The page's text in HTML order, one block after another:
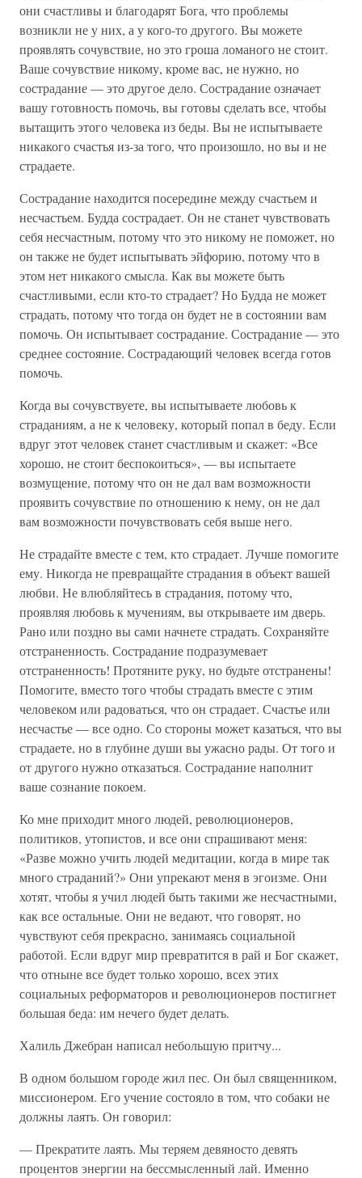
они счастливы и благодарят Бога, что проблемы
возникли не у них, а у кого-то другого. Вы можете
проявлять сочувствие, но это гроша ломаного не стоит.
Ваше сочувствие никому, кроме вас, не нужно, но
сострадание — это другое дело. Сострадание означает
вашу готовность помочь, вы готовы сделать все, чтобы
вытащить этого человека из беды. Вы не испытываете
никакого счастья из-за того, что произошло, но вы и не
страдаете.
Сострадание находится посередине между счастьем и
несчастьем. Будда сострадает. Он не станет чувствовать
себя несчастным, потому что это никому не поможет, но
он также не будет испытывать эйфорию, потому что в
этом нет никакого смысла. Как вы можете быть
счастливыми, если кто-то страдает? Но Будда не может
страдать, потому что тогда он будет не в состоянии вам
помочь. Он испытывает сострадание. Сострадание — это
среднее состояние. Сострадающий человек всегда готов
помочь.
Когда вы сочувствуете, вы испытываете любовь к
страданиям, а не к человеку, который попал в беду. Если
вдруг этот человек станет счастливым и скажет: «Все
хорошо, не стоит беспокоиться», — вы испытаете
возмущение, потому что он не дал вам возможности
проявить сочувствие по отношению к нему, он не дал
вам возможности почувствовать себя выше него.
Не страдайте вместе с тем, кто страдает. Лучше помогите
ему. Никогда не превращайте страдания в объект вашей
любви. Не влюбляйтесь в страдания, потому что,
проявляя любовь к мучениям, вы открываете им дверь.
Рано или поздно вы сами начнете страдать. Сохраняйте
отстраненность. Сострадание подразумевает
отстраненность! Протяните руку, но будьте отстранены!
Помогите, вместо того чтобы страдать вместе с этим
человеком или радоваться, что он страдает. Счастье или
несчастье — все одно. Со стороны может казаться, что вы
страдаете, но в глубине души вы ужасно рады. От того и
от другого нужно отказаться. Сострадание наполнит
ваше сознание покоем.
Ко мне приходит много людей, революционеров,
политиков, утопистов, и все они спрашивают меня:
«Разве можно учить людей медитации, когда в мире так
много страданий?» Они упрекают меня в эгоизме. Они
хотят, чтобы я учил людей быть такими же несчастными,
как все остальные. Они не ведают, что говорят, но
чувствуют себя прекрасно, занимаясь социальной
работой. Если вдруг мир превратится в рай и Бог скажет,
что отныне все будет только хорошо, всех этих
социальных реформаторов и революционеров постигнет
большая беда: им нечего будет делать.
Халиль Джебран написал небольшую притчу...
В одном большом городе жил пес. Он был священником,
миссионером. Его учение состояло в том, что собаки не
должны лаять. Он говорил:
— Прекратите лаять. Мы теряем девяносто девять
процентов энергии на бессмысленный лай. Именно